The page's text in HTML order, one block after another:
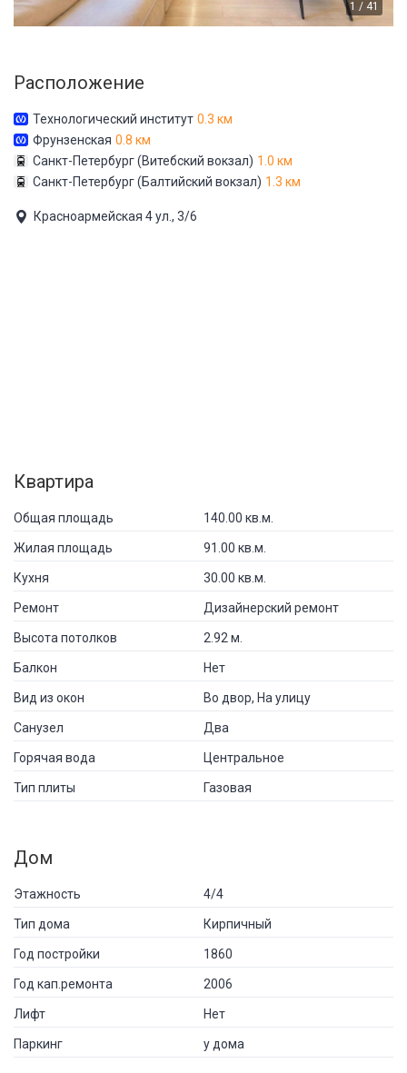
1 / 41
Расположение
Технологический институт 0.3 км
Фрунзенская 0.8 км
Санкт-Петербург (Витебский вокзал) 1.0 км
Санкт-Петербург (Балтийский вокзал) 1.3 км
Красноармейская 4 ул., 3/6
Квартира
Общая площадь 140.00 кв.м.
Жилая площадь 91.00 кв.м.
Кухня 30.00 кв.м.
Ремонт Дизайнерский ремонт
Высота потолков 2.92 м.
Балкон Нет
Вид из окон Во двор, На улицу
Санузел Два
Горячая вода Центральное
Тип плиты Газовая
Дом
Этажность 4/4
Тип дома Кирпичный
Год постройки 1860
Год кап.ремонта 2006
Лифт Нет
Паркинг у дома